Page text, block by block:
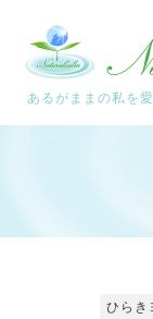
あるがままの私を
ひらき